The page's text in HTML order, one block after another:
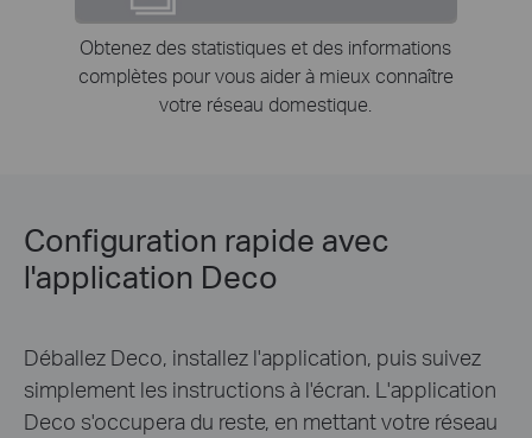
Obtenez des statistiques et des informations
complètes pour vous aider à mieux connaître
votre réseau domestique.
Configuration rapide avec
l'application Deco
Déballez Deco, installez l'application, puis suivez
simplement les instructions à l'écran. L'application
Deco s'occupera du reste, en mettant votre réseau